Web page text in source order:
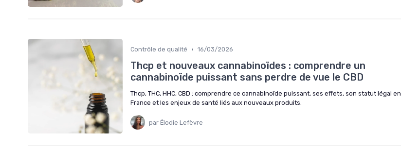
Contrôle de qualité • 16/03/2026
Thcp et nouveaux cannabinoïdes : comprendre un
cannabinoïde puissant sans perdre de vue le CBD
Thcp, THC, HHC, CBD : comprendre ce cannabinoïde puissant, ses effets, son statut légal en
France et les enjeux de santé liés aux nouveaux produits.
par Élodie Lefèvre